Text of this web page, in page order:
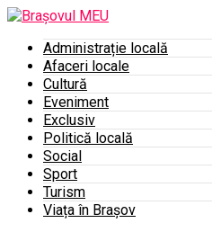
Administrație locală
Afaceri locale
Cultură
Eveniment
Exclusiv
Politică locală
Social
Sport
Turism
Viața în Brașov